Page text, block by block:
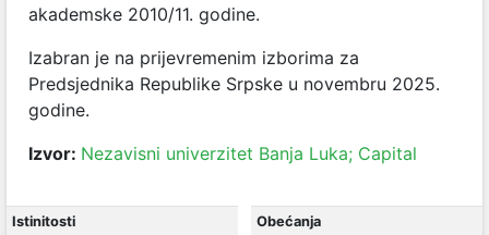
akademske 2010/11. godine.
Izabran je na prijevremenim izborima za
Predsjednika Republike Srpske u novembru 2025.
godine.
Izvor: Nezavisni univerzitet Banja Luka; Capital
Istinitosti
Obećanja